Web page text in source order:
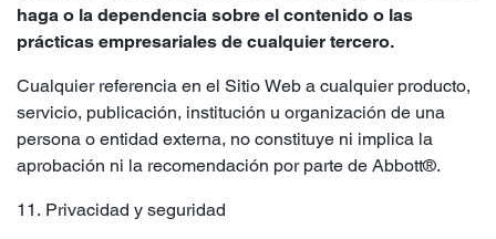
haga o la dependencia sobre el contenido o las
prácticas empresariales de cualquier tercero.
Cualquier referencia en el Sitio Web a cualquier producto,
servicio, publicación, institución u organización de una
persona o entidad externa, no constituye ni implica la
aprobación ni la recomendación por parte de Abbott®.
11. Privacidad y seguridad